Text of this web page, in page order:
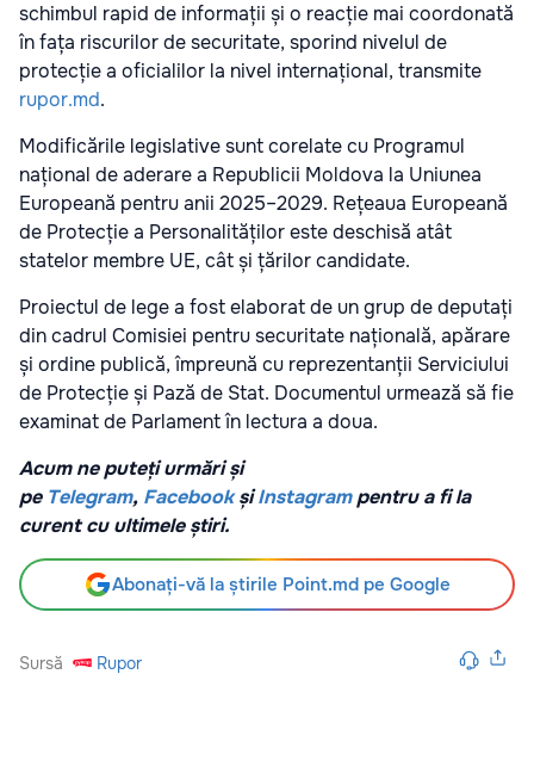
schimbul rapid de informații și o reacție mai coordonată
în fața riscurilor de securitate, sporind nivelul de
protecție a oficialilor la nivel internațional, transmite
rupor.md.
Modificările legislative sunt corelate cu Programul
național de aderare a Republicii Moldova la Uniunea
Europeană pentru anii 2025–2029. Rețeaua Europeană
de Protecție a Personalităților este deschisă atât
statelor membre UE, cât și țărilor candidate.
Proiectul de lege a fost elaborat de un grup de deputați
din cadrul Comisiei pentru securitate națională, apărare
și ordine publică, împreună cu reprezentanții Serviciului
de Protecție și Pază de Stat. Documentul urmează să fie
examinat de Parlament în lectura a doua.
Acum ne puteți urmări și
pe Telegram, Facebook șiInstagrampentru a fi la
curent cu ultimele știri.
Abonați-vă la știrile Point.md pe Google
Sursă Rupor